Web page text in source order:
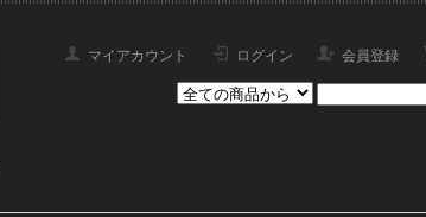
マイアカウント ログイン 会員登録